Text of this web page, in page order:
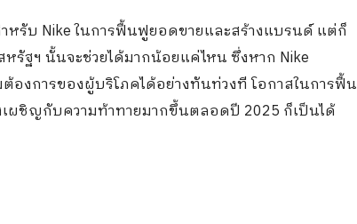
รับ Nike ในการฟื้นฟูยอดขายและสร้างแบรนด์ แต่ก็
รัฐฯ นั้นจะช่วยได้มากน้อยแค่ไหน ซึ่งหาก Nike
งการของผู้บริโภคได้อย่างทันท่วงที โอกาสในการฟื้น
ผชิญกับความท้าทายมากขึ้นตลอดปี 2025 ก็เป็นได้